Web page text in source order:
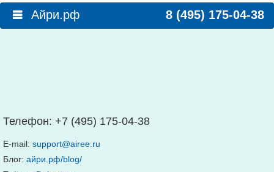
Айри.рф 8 (495) 175-04-38
Телефон: +7 (495) 175-04-38
E-mail: support@airee.ru
Блог: айри.рф/blog/